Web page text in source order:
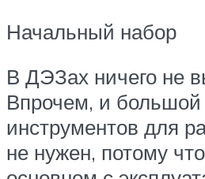
Начальный набор
В ДЭЗах ничего не
Впрочем, и
инструментов для
не нужен, потому